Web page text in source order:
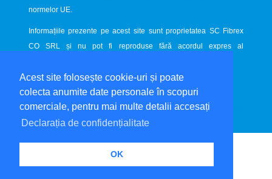
Acest site folosește cookie-uri și poate
colecta anumite date personale în scopuri
comerciale, pentru mai multe detalii accesați
Declarația de confidențialitate
OK
normelor UE.
Informațiile prezente pe acest site sunt proprietatea SC Fibrex
CO SRL și nu pot fi reproduse fără acordul expres al
Website dezvoltat deLiveCOM